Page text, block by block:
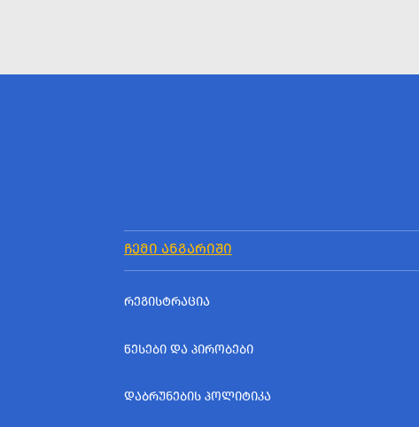
ᲩᲔᲛᲘ ᲐᲜᲒᲐᲠᲘᲨᲘ
ᲠᲔᲒᲘᲡᲢᲠᲐᲪᲘᲐ
ᲬᲔᲡᲔᲑᲘ ᲓᲐ ᲞᲘᲠᲝᲑᲔᲑᲘ
ᲓᲐᲑᲠᲣᲜᲔᲑᲘᲡ ᲞᲝᲚᲘᲢᲘᲙᲐ